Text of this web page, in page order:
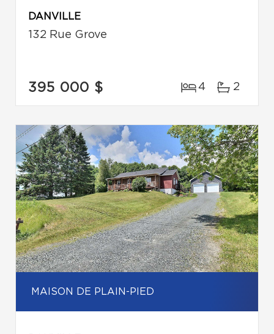
DANVILLE
132 Rue Grove
395 000 $ 4 2
MAISON DE PLAIN-PIED